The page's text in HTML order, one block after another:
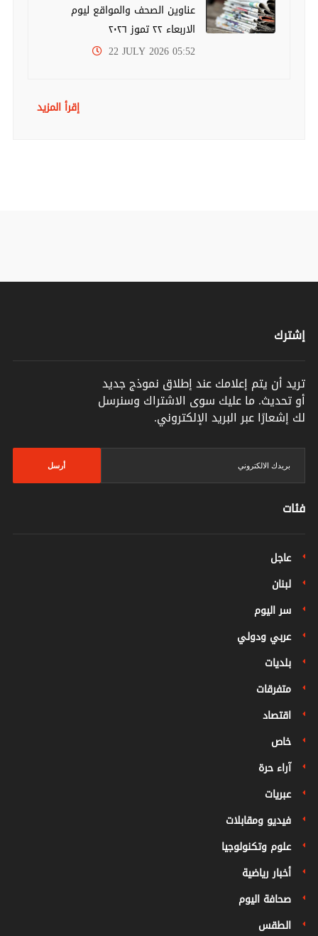
عناوين الصحف والمواقع ليوم
الاربعاء ٢٢ تموز ٢٠٢٦
22 JULY 2026 05:52
إقرأ المزيد
إشترك
تريد أن يتم إعلامك عند إطلاق نموذج جديد
أو تحديث. ما عليك سوى الاشتراك وسنرسل
لك إشعارًا عبر البريد الإلكتروني.
أرسل
فئات
عاجل
لبنان
سر اليوم
عربي ودولي
بلديات
متفرقات
اقتصاد
خاص
آراء حرة
عبريات
فيديو ومقابلات
علوم وتكنولوجيا
أخبار رياضية
صحافة اليوم
الطقس